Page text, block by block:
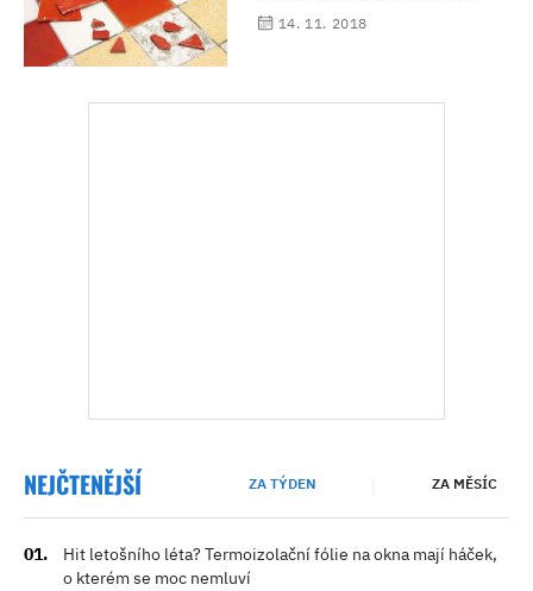
14. 11. 2018
NEJČTENĚJŠÍ ZA TÝDEN ZA MĚSÍC
Hit letošního léta? Termoizolační fólie na okna mají háček,
o kterém se moc nemluví